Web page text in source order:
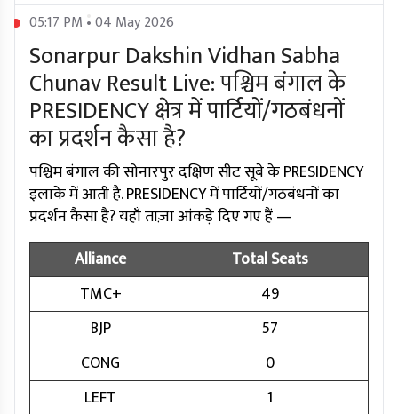
05:17 PM • 04 May 2026
Sonarpur Dakshin Vidhan Sabha
Chunav Result Live: पश्चिम बंगाल के
PRESIDENCY क्षेत्र में पार्टियों/गठबंधनों
का प्रदर्शन कैसा है?
पश्चिम बंगाल की सोनारपुर दक्षिण सीट सूबे के PRESIDENCY
इलाके में आती है. PRESIDENCY में पार्टियों/गठबंधनों का
प्रदर्शन कैसा है? यहाँ ताज़ा आंकड़े दिए गए हैं —
Alliance
Total Seats
TMC+
49
BJP
57
CONG
0
LEFT
1